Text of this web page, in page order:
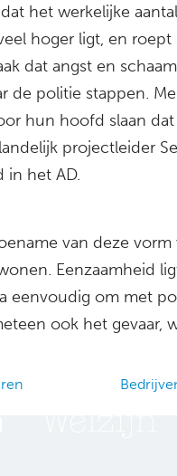
het werkelijke
hoger ligt, en
dat angst en
de politie stappen.
hun hoofd slaan
projectleider
in het AD.
van deze vorm
Eenzaamheid
eenvoudig om met
ook het gevaar,